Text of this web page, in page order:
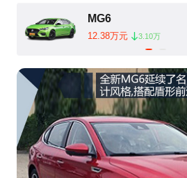
MG6
12.38万元 3.10万